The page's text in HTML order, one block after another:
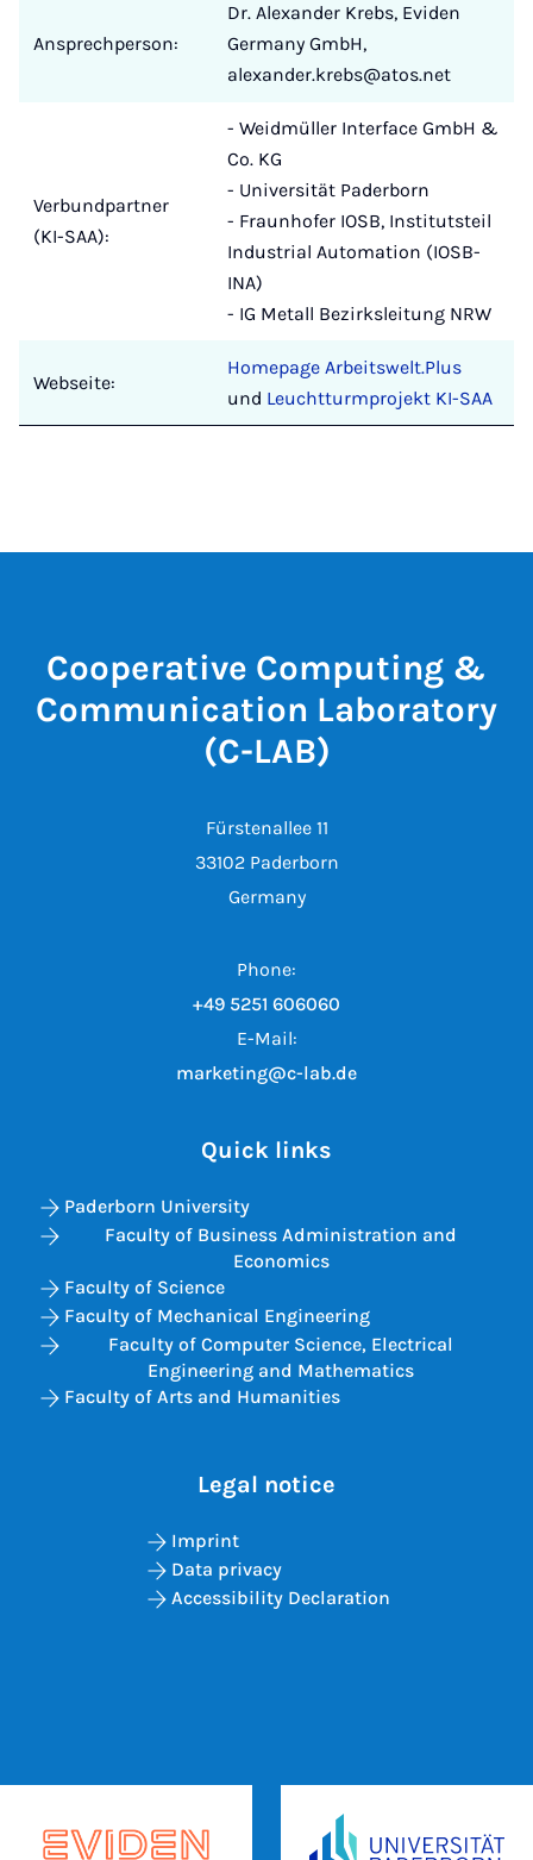
Ansprechperson:
Dr. Alexander Krebs, Eviden
Germany GmbH,
alexander.krebs@atos.net
Verbundpartner
(KI-SAA):
- Weidmüller Interface GmbH &
Co. KG
- Universität Paderborn
- Fraunhofer IOSB, Institutsteil
Industrial Automation (IOSB-
INA)
- IG Metall Bezirksleitung NRW
Webseite:
Homepage Arbeitswelt.Plus
und Leuchtturmprojekt KI-SAA
Cooperative Computing &
Communication Laboratory
(C-LAB)
Fürstenallee 11
33102 Paderborn
Germany
Phone:
+49 5251 606060
E-Mail:
marketing@c-lab.de
Quick links
Paderborn University
Faculty of Business Administration and
Economics
Faculty of Science
Faculty of Mechanical Engineering
Faculty of Computer Science, Electrical
Engineering and Mathematics
Faculty of Arts and Humanities
Legal notice
Imprint
Data privacy
Accessibility Declaration